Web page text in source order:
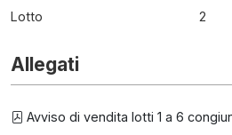
Lotto
2
Allegati
Avviso di vendita lotti 1 a 6